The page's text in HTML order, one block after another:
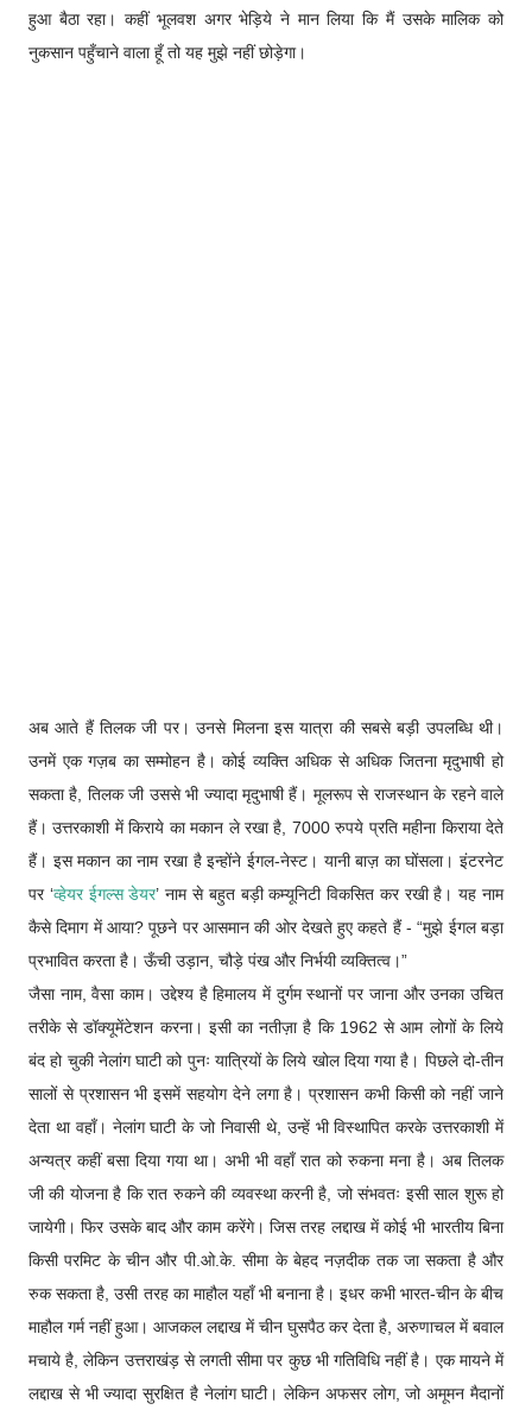
हुआ बैठा रहा। कहीं भूलवश अगर भेड़िये ने मान लिया कि मैं उसके मालिक को
नुकसान पहुँचाने वाला हूँ तो यह मुझे नहीं छोड़ेगा।
अब आते हैं तिलक जी पर। उनसे मिलना इस यात्रा की सबसे बड़ी उपलब्धि थी।
उनमें एक गज़ब का सम्मोहन है। कोई व्यक्ति अधिक से अधिक जितना मृदुभाषी हो
सकता है, तिलक जी उससे भी ज्यादा मृदुभाषी हैं। मूलरूप से राजस्थान के रहने वाले
हैं। उत्तरकाशी में किराये का मकान ले रखा है, 7000 रुपये प्रति महीना किराया देते
हैं। इस मकान का नाम रखा है इन्होंने ईगल-नेस्ट। यानी बाज़ का घोंसला। इंटरनेट
पर ‘व्हेयर ईगल्स डेयर’ नाम से बहुत बड़ी कम्यूनिटी विकसित कर रखी है। यह नाम
कैसे दिमाग में आया? पूछने पर आसमान की ओर देखते हुए कहते हैं - “मुझे ईगल बड़ा
प्रभावित करता है। ऊँची उड़ान, चौड़े पंख और निर्भयी व्यक्तित्व।”
जैसा नाम, वैसा काम। उद्देश्य है हिमालय में दुर्गम स्थानों पर जाना और उनका उचित
तरीके से डॉक्यूमेंटेशन करना। इसी का नतीज़ा है कि 1962 से आम लोगों के लिये
बंद हो चुकी नेलांग घाटी को पुनः यात्रियों के लिये खोल दिया गया है। पिछले दो-तीन
सालों से प्रशासन भी इसमें सहयोग देने लगा है। प्रशासन कभी किसी को नहीं जाने
देता था वहाँ। नेलांग घाटी के जो निवासी थे, उन्हें भी विस्थापित करके उत्तरकाशी में
अन्यत्र कहीं बसा दिया गया था। अभी भी वहाँ रात को रुकना मना है। अब तिलक
जी की योजना है कि रात रुकने की व्यवस्था करनी है, जो संभवतः इसी साल शुरू हो
जायेगी। फिर उसके बाद और काम करेंगे। जिस तरह लद्दाख में कोई भी भारतीय बिना
किसी परमिट के चीन और पी.ओ.के. सीमा के बेहद नज़दीक तक जा सकता है और
रुक सकता है, उसी तरह का माहौल यहाँ भी बनाना है। इधर कभी भारत-चीन के बीच
माहौल गर्म नहीं हुआ। आजकल लद्दाख में चीन घुसपैठ कर देता है, अरुणाचल में बवाल
मचाये है, लेकिन उत्तराखंड़ से लगती सीमा पर कुछ भी गतिविधि नहीं है। एक मायने में
लद्दाख से भी ज्यादा सुरक्षित है नेलांग घाटी। लेकिन अफसर लोग, जो अमूमन मैदानों